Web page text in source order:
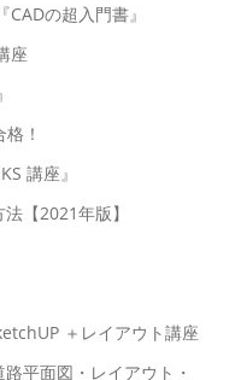
の超入門書』
座
！
講座』
【2021年版】
＋レイアウト講座
平面図・レイアウト・